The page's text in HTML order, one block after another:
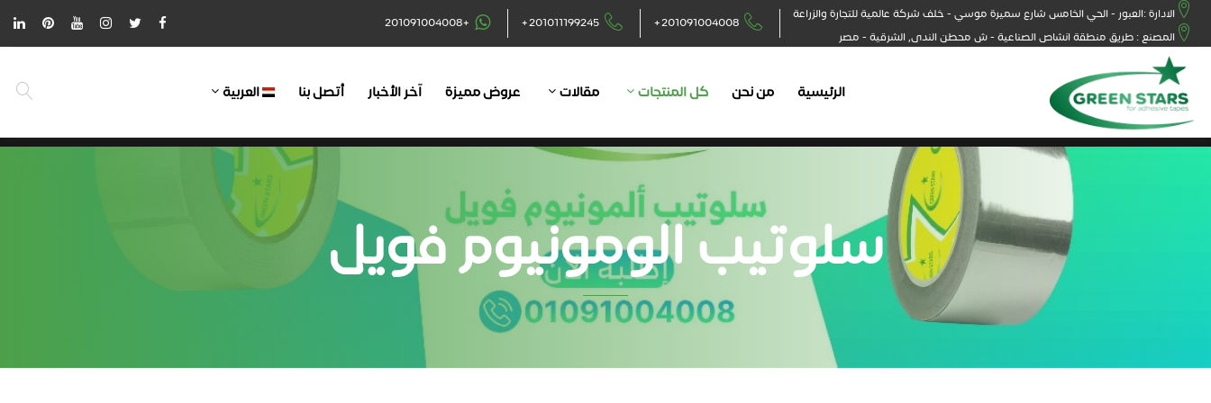
الادارة :العبور - الحي الخامس شارع سميرة موسي - خلف شركة عالمية للتجارة والزراعة
المصنع : طريق منطقة انشاص الصناعية - ش محطن الندى, الشرقية - مصر
+201091004008
+201011199245
+201091004008
الرئيسية من نحن كل المنتجات مقالات عروض مميزة آخر الأخبار أتصل بنا العربية
سلوتيب الومونيوم فويل